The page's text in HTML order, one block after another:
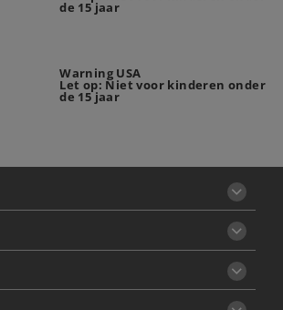
de 15 jaar
Warning USA
Let op: Niet voor kinderen onder
de 15 jaar